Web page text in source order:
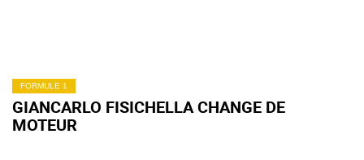
FORMULE 1
GIANCARLO FISICHELLA CHANGE DE
MOTEUR